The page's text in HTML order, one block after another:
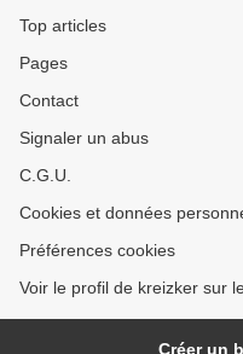
Top articles
Pages
Contact
Signaler un abus
C.G.U.
Cookies et données
Préférences cookies
Voir le profil de kreizker sur
Créer un